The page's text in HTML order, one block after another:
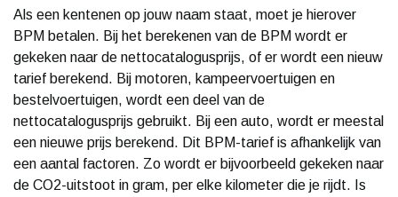
Als een kentenen op jouw naam staat, moet je hierover
BPM betalen. Bij het berekenen van de BPM wordt er
gekeken naar de nettocatalogusprijs, of er wordt een nieuw
tarief berekend. Bij motoren, kampeervoertuigen en
bestelvoertuigen, wordt een deel van de
nettocatalogusprijs gebruikt. Bij een auto, wordt er meestal
een nieuwe prijs berekend. Dit BPM-tarief is afhankelijk van
een aantal factoren. Zo wordt er bijvoorbeeld gekeken naar
de CO2-uitstoot in gram, per elke kilometer die je rijdt. Is